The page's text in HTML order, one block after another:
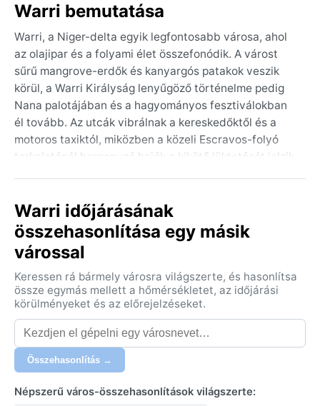
Warri bemutatása
Warri, a Niger-delta egyik legfontosabb városa, ahol
az olajipar és a folyami élet összefonódik. A várost
sűrű mangrove-erdők és kanyargós patakok veszik
körül, a Warri Királyság lenyűgöző történelme pedig
Nana palotájában és a hagyományos fesztiválokban
él tovább. Az utcák vibrálnak a kereskedőktől és a
motoros taxiktól, miközben a közeli Escravos-folyó
torkolatánál horgonyzó hajók a kikötő lüktetését jelzik.
egymásba ér.
A város a trópusi monszun éghajlati övben (Am)
fekszik, ahol a csapadék éves mennyisége
áprilistól októberig tart, ilyenkor szinte naponta
szakad az eső, és a páratartalom gyakran 80-90%
felett jár. A „tél” valójában a szárazabb időszak,
novembertől márciusig, amikor a nappali hőmérséklet
30-33°C körül alakul, az éjszakák pedig 22-25°C-ra
hűlnek. Ilyenkor ritkább az eső, de a levegő még
mindig fülledt. Utazáshoz könnyű pamutruházat,
Warri időjárásának
összehasonlítása egy másik
várossal
Keressen rá bármely városra világszerte, és hasonlítsa
össze egymás mellett a hőmérsékletet, az időjárási
körülményeket és az előrejelzéseket.
Összehasonlítás →
Népszerű város-összehasonlítások világszerte: